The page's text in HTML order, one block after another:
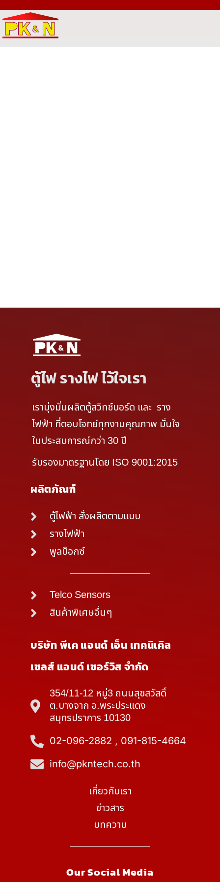
ตู้ไฟ รางไฟ ไว้ใจเรา
เรามุ่งมั่นผลิตตู้สวิทช์บอร์ด และ ราง
ไฟฟ้า ที่ตอบโจทย์ทุกงานคุณภาพ มั่นใจ
ในประสบการณ์กว่า 30 ปี
รับรองมาตรฐานโดย ISO 9001:2015
ผลิตภัณฑ์
ตู้ไฟฟ้า สั่งผลิตตามแบบ
รางไฟฟ้า
พูลบ็อกซ์
Telco Sensors
สินค้าพิเศษอื่นๆ
บริษัท พีเค แอนด์ เอ็น เทคนิเคิล
เซลส์ แอนด์ เซอร์วิส จำกัด
354/11-12 หมู่3 ถนนสุขสวัสดิ์
ต.บางจาก อ.พระประแดง
สมุทรปราการ 10130
02-096-2882 , 091-815-4664
info@pkntech.co.th
เกี่ยวกับเรา
ข่าวสาร
บทความ
Our Social Media